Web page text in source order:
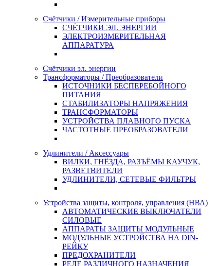
Счётчики / Измерительные приборы
СЧЁТЧИКИ ЭЛ. ЭНЕРГИИ
ЭЛЕКТРОИЗМЕРИТЕЛЬНАЯ
АППАРАТУРА
Счётчики эл. энергии
Трансформаторы / Преобразователи
ИСТОЧНИКИ БЕСПЕРЕБОЙНОГО
ПИТАНИЯ
СТАБИЛИЗАТОРЫ НАПРЯЖЕНИЯ
ТРАНСФОРМАТОРЫ
УСТРОЙСТВА ПЛАВНОГО ПУСКА
ЧАСТОТНЫЕ ПРЕОБРАЗОВАТЕЛИ
Удлинители / Аксессуары
ВИЛКИ, ГНЁЗДА, РАЗЪЁМЫ КАУЧУК,
РАЗВЕТВИТЕЛИ
УДЛИНИТЕЛИ, СЕТЕВЫЕ ФИЛЬТРЫ
Устройства защиты, контроля, управления (НВА)
АВТОМАТИЧЕСКИЕ ВЫКЛЮЧАТЕЛИ
СИЛОВЫЕ
АППАРАТЫ ЗАЩИТЫ МОДУЛЬНЫЕ
МОДУЛЬНЫЕ УСТРОЙСТВА НА DIN-
РЕЙКУ
ПРЕДОХРАНИТЕЛИ
РЕЛЕ РАЗЛИЧНОГО НАЗНАЧЕНИЯ